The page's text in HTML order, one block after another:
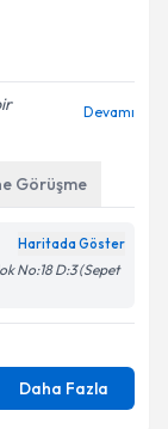
Devamı
Görüşme
Haritada Göster
No:18 D:3 (Sepet
Daha Fazla